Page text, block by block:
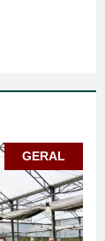
GERAL